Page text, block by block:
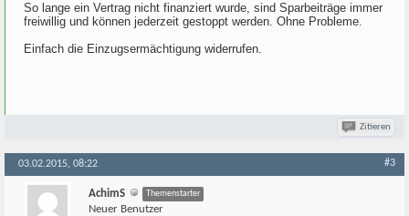
So lange ein Vertrag nicht finanziert wurde, sind Sparbeiträge immer
freiwillig und können jederzeit gestoppt werden. Ohne Probleme.
Einfach die Einzugsermächtigung widerrufen.
Zitieren
03.02.2015, 08:22 #3
AchimS Themenstarter
Neuer Benutzer